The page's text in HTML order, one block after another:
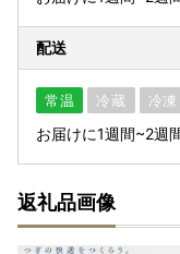
配送
常温 冷蔵 冷凍
お届けに1週間~2週
返礼品画像